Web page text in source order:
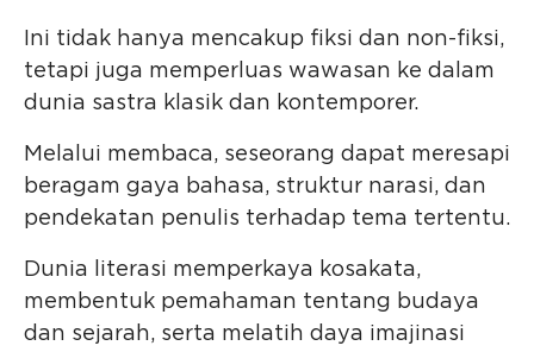
Ini tidak hanya mencakup fiksi dan non-fiksi,
tetapi juga memperluas wawasan ke dalam
dunia sastra klasik dan kontemporer.
Melalui membaca, seseorang dapat meresapi
beragam gaya bahasa, struktur narasi, dan
pendekatan penulis terhadap tema tertentu.
Dunia literasi memperkaya kosakata,
membentuk pemahaman tentang budaya
dan sejarah, serta melatih daya imajinasi